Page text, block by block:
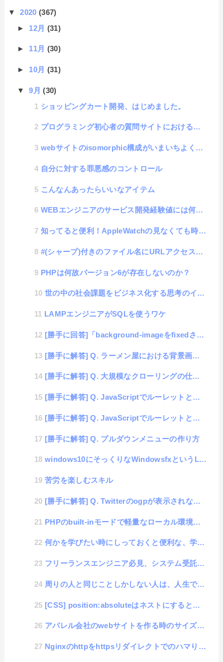
▼2020(367)
► 12月 (31)
► 11月 (30)
► 10月 (31)
▼9月(30)
ショッピングカート開発、はじめました。
プログラミング初心者の質問サイトにおける回答者の心無い言葉についての話
webサイトのisomorphic構成がいまいちよく分からん話
自分に対する罪悪感のコントロール
こんなんあったらいいなアイテム
WEBエンジニアのサービス開発経験値には何が必要なのか？
知ってると便利！AppleWatchの見なくても時刻が分かる「TapTicタイム」機能
#(シャープ)付きのファイル名にURLアクセスする方法
PHPは何故バージョン6が存在しないのか？
世の中の社会課題をビジネス化する思考のイノベーション性
LAMPエンジニアがSQLを使うワケ
[勝手に回答]「background-imageをfixedさせたい」
[勝手に解答] Q. ラーメン屋における背景画像の表示サイズ
[勝手に解答] Q. 大規模なクローリングの仕組みについて
[勝手に解答] Q. JavaScriptでルーレットと一緒に画像を用いたアニメーションを動かしたい...
[勝手に解答] Q. JavaScriptでルーレットと一緒に画像を用いたアニメーションを動かしたい...
[勝手に解答] Q. プルダウンメニューの作り方
windows10にそっくりなWindowsfxというLinux
苦労を楽しむスキル
[勝手に解答] Q. Twitterのogpが表示されない事象
PHPのbuilt-inモードで軽量なローカル環境の構築
何かを学びたい時にしっておくと便利な、学習曲線
フリーランスエンジニア必見、システム受託開発でスムーズな納品をする方法
周りの人と同じことしかしない人は、人生で絶対に成功しない人
[CSS] position:absoluteはネストにすると座標がおかしくなる調査
アパレル会社のwebサイトを作る時のサイズ順番にjavascriptでsortした方法
Nginxのhttpをhttpsリダイレクトでのハマりポイント